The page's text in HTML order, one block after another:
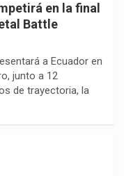
en la final
Battle
a Ecuador en
junto a 12
de trayectoria, la